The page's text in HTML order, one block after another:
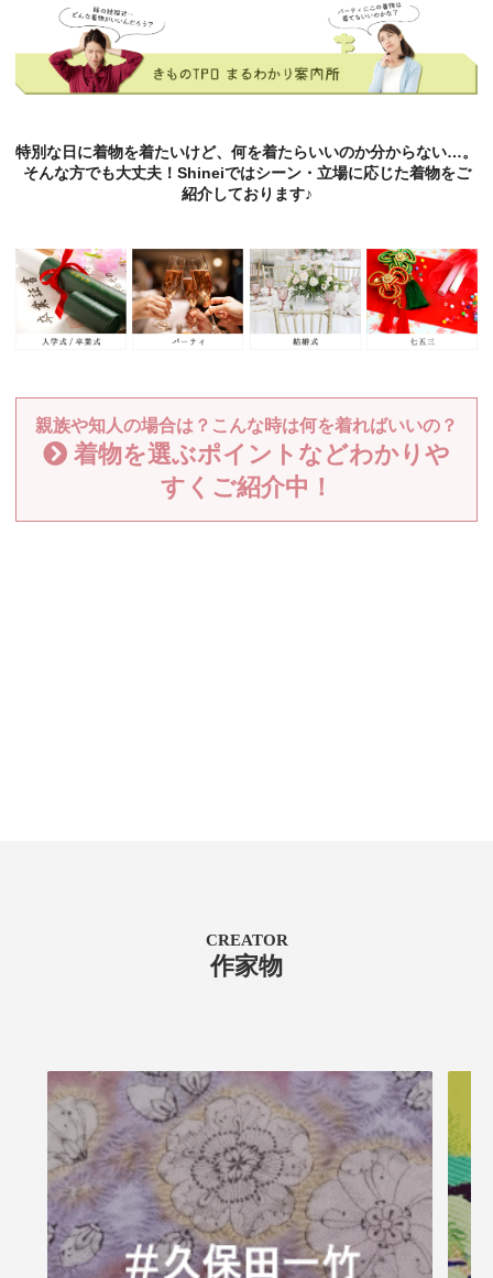
特別な日に着物を着たいけど、何を着たらいいのか分からない…。
そんな方でも大丈夫！Shineiではシーン・立場に応じた着物をご
紹介しております♪
親族や知人の場合は？こんな時は何を着ればいいの？
着物を選ぶポイントなどわかりや
すくご紹介中！
CREATOR
作家物